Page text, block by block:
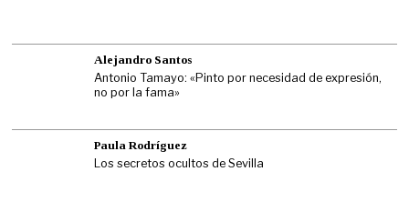
Alejandro Santos
Antonio Tamayo: «Pinto por necesidad de expresión,
no por la fama»
Paula Rodríguez
Los secretos ocultos de Sevilla